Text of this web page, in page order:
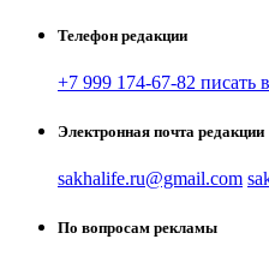
Телефон редакции
+7 999 174-67-82 писать
Электронная почта редакции
sakhalife.ru@gmail.com
По вопросам рекламы